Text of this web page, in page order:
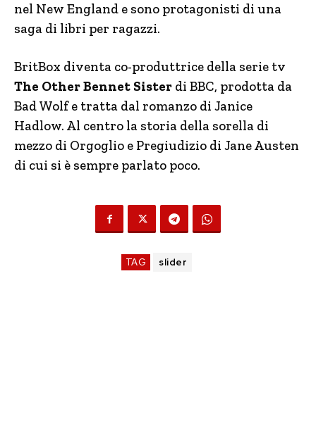
nel New England e sono protagonisti di una
saga di libri per ragazzi.
BritBox diventa co-produttrice della serie tv
The Other Bennet Sister di BBC, prodotta da
Bad Wolf e tratta dal romanzo di Janice
Hadlow. Al centro la storia della sorella di
mezzo di Orgoglio e Pregiudizio di Jane Austen
di cui si è sempre parlato poco.
TAG slider